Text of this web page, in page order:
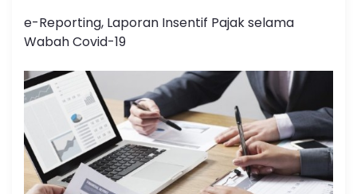
e-Reporting, Laporan Insentif Pajak selama
Wabah Covid-19